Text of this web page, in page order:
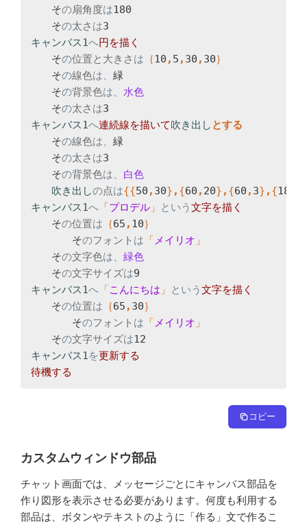
その扇角度は180
その太さ は
キャンバス1へ円を
その位置と大きさ は ｛10 , 5 , 30 , 30
その線色は、 緑
その背景色は、
その太さ は
キャンバス1へ連続線を描いて吹き出し
その線色は、 緑
その太さ は3
その背景色は、
吹き出しの点は{{50 , 30} , {60 , 20} , {60 , 3} , {180
キャンバス1へ 「プロデル 」 という 文字を
その位置は ｛65 , 10
そのフォント は 「 メイリオ
その文字色は、
その文字サイズは
キャンバス1へ 「こんにちは 」 という 文字を
その位置は ｛65 , 30
そのフォント は 「 メイリオ
その文字サイズは
キャンバス1 を
待機する
コピー
カスタムウィンドウ部品
チャット画面では、メッセージごとにキャンバス部品を
作り図形を表示させる必要があります。何度も利用する
部品は、ボタンやテキストのように「作る」文で作るこ